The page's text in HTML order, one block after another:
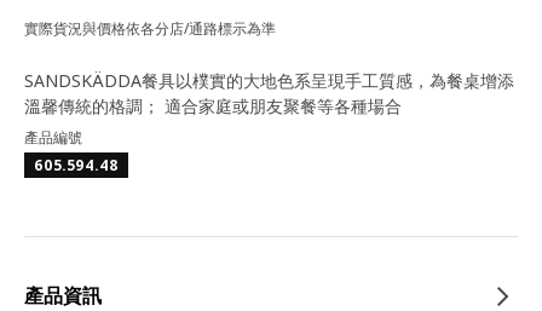
實際貨況與價格依各分店/通路標示為準
SANDSKÄDDA餐具以樸實的大地色系呈現手工質感，為餐桌增添
溫馨傳統的格調； 適合家庭或朋友聚餐等各種場合
產品編號
605.594.48
產品資訊